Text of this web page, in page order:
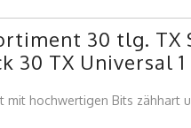
30 tlg. TX
30 TX Universal 1
mit hochwertigen Bits zähhart